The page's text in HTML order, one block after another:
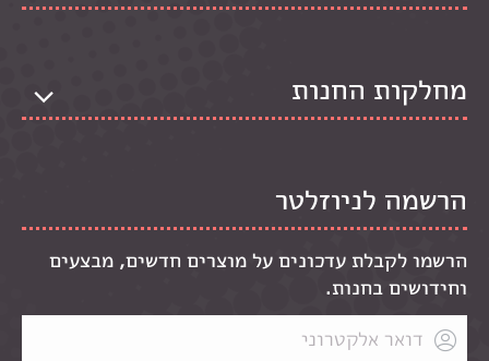
מחלקות החנות
הרשמה לניוזלטר
הרשמו לקבלת עדכונים על מוצרים חדשים, מבצעים
וחידושים בחנות.